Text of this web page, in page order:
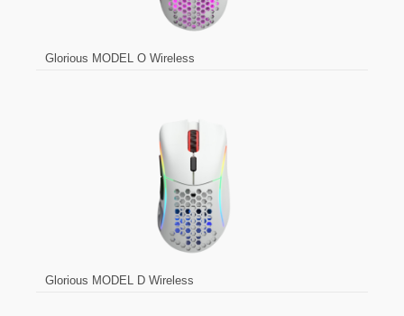
Glorious MODEL O Wireless
Glorious MODEL D Wireless